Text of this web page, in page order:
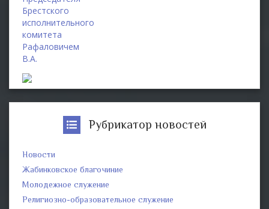
Брестского
исполнительного
комитета
Рафаловичем
В.А.
Рубрикатор новостей
Новости
Жабинковское благочиние
Молодежное служение
Религиозно-образовательное служение